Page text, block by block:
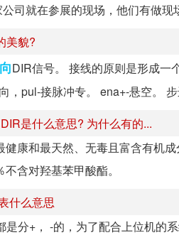
司就在参展的现场，他们有做
美貌?
DIR信号。 接线的原则是形成一
，pul-接脉冲专。 ena+-悬空。
是什么意思? 为什么有的...
康和最天然、无毒且富含有机
含对羟基苯甲酸酯。
什么意思
分+， -的，为了配合上位机的系